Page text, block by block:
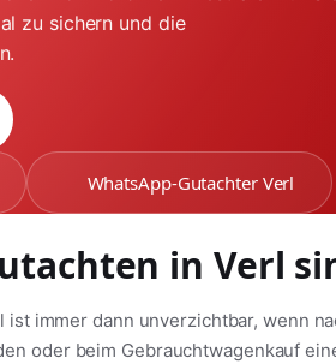
zu sichern und die
WhatsApp-Gutachter Verl
in Verl
immer dann unverzichtbar, wenn
oder beim Gebrauchtwagenkauf